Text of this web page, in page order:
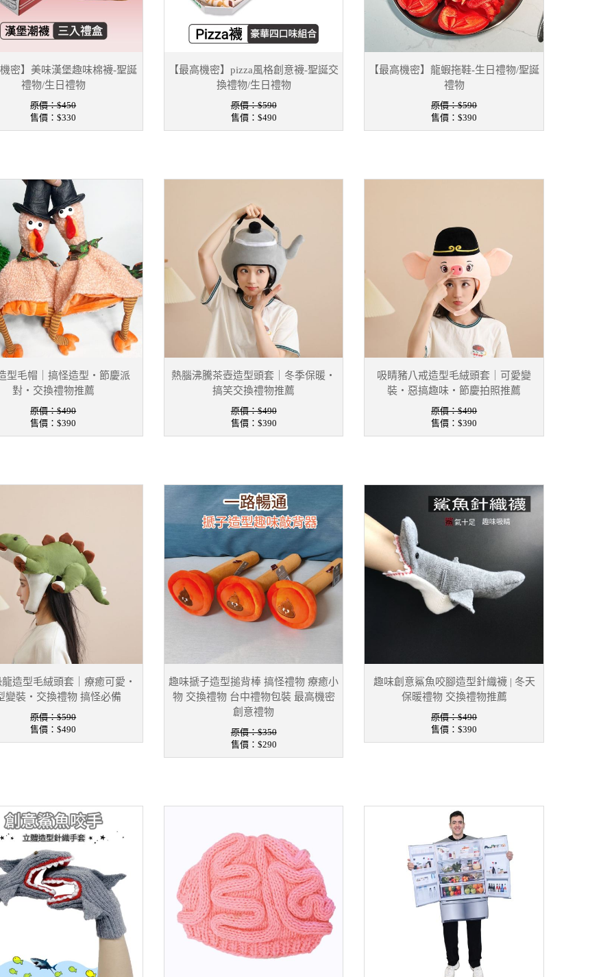
密】美味漢堡趣味棉襪-聖誕
禮物/生日禮物
原價：$450
售價：$330
【最高機密】pizza風格創意襪-聖誕交
換禮物/生日禮物
原價：$590
售價： $490
【最高機密】龍蝦拖鞋-生日禮物/聖誕
禮物
原價：$590
售價：$390
型毛帽｜搞怪造型・節慶派
對・交換禮物推薦
原價：$490
售價：$390
熱腦沸騰茶壺造型頭套｜冬季保暖・
搞笑交換禮物推薦
原價：$490
售價： $390
吸睛豬八戒造型毛絨頭套｜可愛變
裝・惡搞趣味・節慶拍照推薦
原價：$490
售價：$390
造型毛絨頭套｜療癒可愛・
變裝・交換禮物 搞怪必備
原價：$590
售價：$490
趣味搋子造型搥背棒 搞怪禮物 療癒小
物 交換禮物 台中禮物包裝 最高機密
創意禮物
原價：$350
售價： $290
趣味創意鯊魚咬腳造型針織襪 | 冬天
保暖禮物 交換禮物推薦
原價：$490
售價：$390